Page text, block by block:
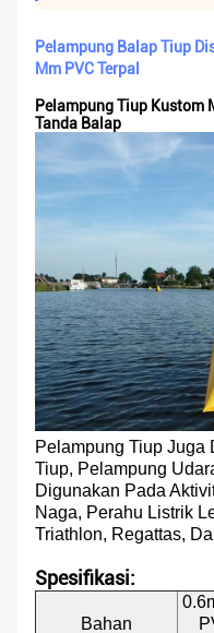
Pelampung Balap Tiup
Mm PVC Terpal
Pelampung Tiup Kustom
Tanda Balap
Pelampung Tiup Juga
Tiup, Pelampung
Digunakan Pada
Naga, Perahu Listrik
Triathlon, Regattas,
Spesifikasi:
Bahan